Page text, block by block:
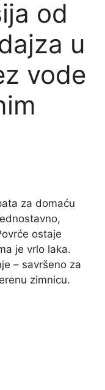
od
u
vode
za domaću
ostaje
je vrlo laka.
– savršeno za
zimnicu.